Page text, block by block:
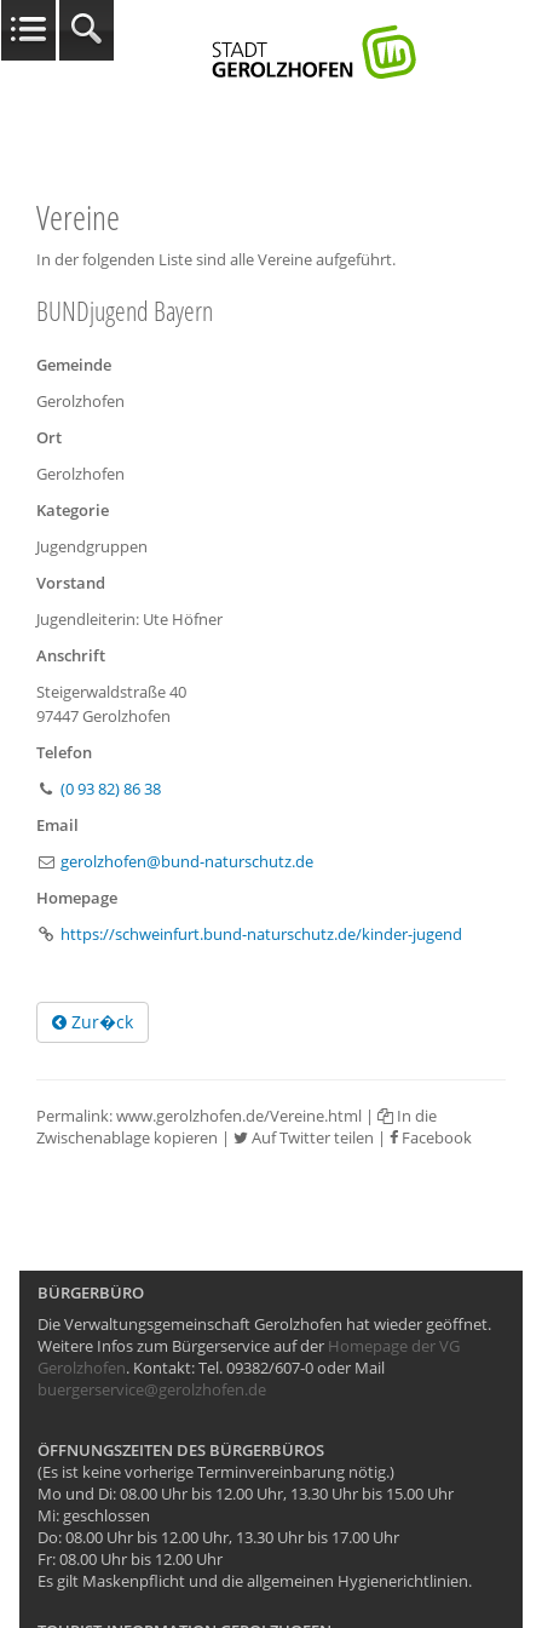
Vereine
In der folgenden Liste sind alle Vereine aufgeführt.
BUNDjugend Bayern
Gemeinde
Gerolzhofen
Ort
Gerolzhofen
Kategorie
Jugendgruppen
Vorstand
Jugendleiterin: Ute Höfner
Anschrift
Steigerwaldstraße 40
97447 Gerolzhofen
Telefon
(0 93 82) 86 38
Email
gerolzhofen@bund-naturschutz.de
Homepage
https://schweinfurt.bund-naturschutz.de/kinder-jugend
Zur�ck
Permalink:www.gerolzhofen.de/Vereine.html |
In die
Zwischenablage kopieren | Auf Twitter teilen | Facebook
BÜRGERBÜRO
Die Verwaltungsgemeinschaft Gerolzhofen hat wieder geöffnet.
Weitere Infos zum Bürgerservice auf der Homepage der VG
Gerolzhofen. Kontakt: Tel. 09382/607-0 oder Mail
buergerservice@gerolzhofen.de
ÖFFNUNGSZEITEN DES BÜRGERBÜROS
(Es ist keine vorherige Terminvereinbarung nötig.)
Mo und Di: 08.00 Uhr bis 12.00 Uhr, 13.30 Uhr bis 15.00 Uhr
Mi: geschlossen
Do: 08.00 Uhr bis 12.00 Uhr, 13.30 Uhr bis 17.00 Uhr
Fr: 08.00 Uhr bis 12.00 Uhr
Es gilt Maskenpflicht und die allgemeinen Hygienerichtlinien.